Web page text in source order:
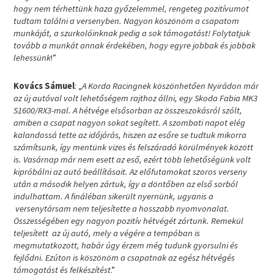
hogy nem térhettünk haza győzelemmel, rengeteg pozitívumot
tudtam találni a versenyben. Nagyon köszönöm a csapatom
munkáját, a szurkolóinknak pedig a sok támogatást! Folytatjuk
tovább a munkát annak érdekében, hogy egyre jobbak és jobbak
lehessünk!”
Kovács Sámuel: „A Korda Racingnek köszönhetően Nyirádon már
az új autóval volt lehetőségem rajthoz állni, egy Skoda Fabia MK3
S1600/RX3-mal. A hétvége elsősorban az összeszokásról szólt,
amiben a csapat nagyon sokat segített. A szombati napot elég
kalandossá tette az időjárás, hiszen az esőre se tudtuk mikorra
számítsunk, így mentünk vizes és felszáradó körülmények között
is. Vasárnap már nem esett az eső, ezért több lehetőségünk volt
kipróbálni az autó beállításait. Az előfutamokat szoros verseny
után a második helyen zártuk, így a döntőben az első sorból
indulhattam. A fináléban sikerült nyernünk, ugyanis a
versenytársam nem teljesítette a hosszabb nyomvonalat.
Összességében egy nagyon pozitív hétvégét zártunk. Remekül
teljesített az új autó, mely a végére a tempóban is
megmutatkozott, habár úgy érzem még tudunk gyorsulni és
fejlődni. Ezúton is köszönöm a csapatnak az egész hétvégés
támogatást és felkészítést.”